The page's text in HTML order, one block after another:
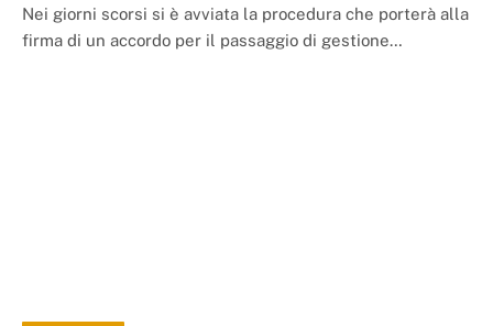
Nei giorni scorsi si è avviata la procedura che porterà alla
firma di un accordo per il passaggio di gestione…